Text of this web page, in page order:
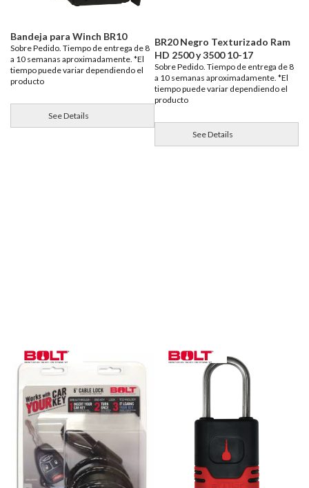
Bandeja para Winch BR10
Sobre Pedido. Tiempo de entrega de 8
a 10 semanas aproximadamente. *El
tiempo puede variar dependiendo el
producto
See Details
BR20 Negro Texturizado Ram
HD 2500 y 3500 10-17
Sobre Pedido. Tiempo de entrega de 8
a 10 semanas aproximadamente. *El
tiempo puede variar dependiendo el
producto
See Details